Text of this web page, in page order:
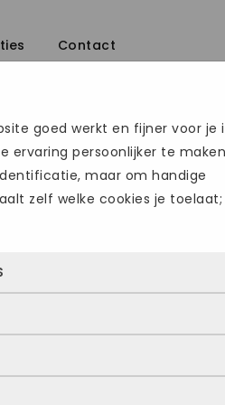
Contact
€149.95
Maat
42
goed werkt en fijner voor je
ervaring persoonlijker te
maar om handige
zelf welke cookies je toelaat;
website überhaupt werkt. Ze
uitgezet. Meestal worden
inloggen, een formulier
kunt je browser zo instellen
onze site bezocht wordt, waar
pagina’s populair zijn. Zo